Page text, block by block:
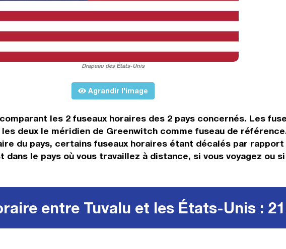
Drapeau des États-Unis
Agrandir l'image
les 2 fuseaux horaires des 2 pays concernés. Les
deux le méridien de Greenwitch comme fuseau de
du pays, certains fuseaux horaires étant décalés par rapport
le pays où vous travaillez à distance, si vous voyagez ou
entre Tuvalu et les États-Unis :